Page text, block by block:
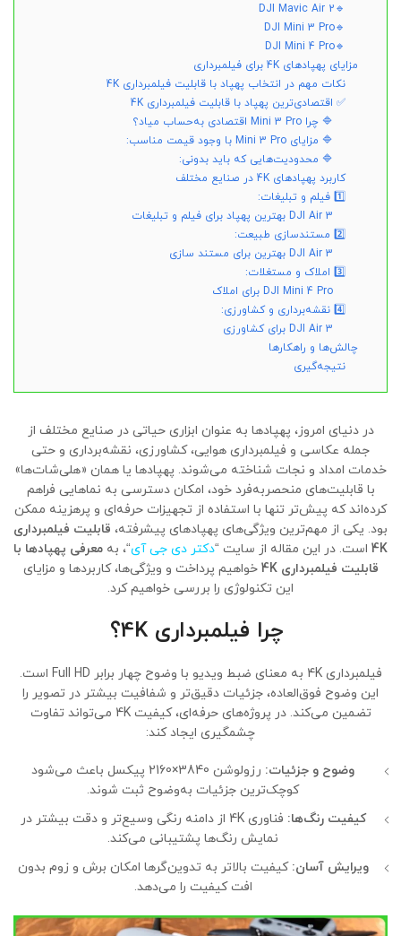
🔹DJI Mavic Air 2
🔹DJI Mini 3 Pro
🔹DJI Mini 4 Pro
مزایای پهپادهای 4K برای فیلمبرداری
نکات مهم در انتخاب پهپاد با قابلیت فیلمبرداری 4K
✅ اقتصادی‌ترین پهپاد با قابلیت فیلمبرداری 4K
🔷 چرا Mini 3 Pro اقتصادی به‌حساب میاد؟
🔷 مزایای Mini 3 Pro با وجود قیمت مناسب:
🔷 محدودیت‌هایی که باید بدونی:
کاربرد پهپادهای 4K در صنایع مختلف
1️⃣ فیلم و تبلیغات:
DJI Air 3 بهترین پهپاد برای فیلم و تبلیغات
2️⃣ مستندسازی طبیعت:
DJI Air 3 بهترین برای مستند سازی
3️⃣ املاک و مستغلات:
DJI Mini 4 Pro برای املاک
4️⃣ نقشه‌برداری و کشاورزی:
DJI Air 3 برای کشاورزی
چالش‌ها و راهکارها
نتیجه‌گیری
در دنیای امروز، پهپادها به عنوان ابزاری حیاتی در صنایع مختلف از
جمله عکاسی و فیلمبرداری هوایی، کشاورزی، نقشه‌برداری و حتی
خدمات امداد و نجات شناخته می‌شوند. پهپادها یا همان «هلی‌شات‌ها»
با قابلیت‌های منحصربه‌فرد خود، امکان دسترسی به نماهایی فراهم
کرده‌اند که پیش‌تر تنها با استفاده از تجهیزات حرفه‌ای و پرهزینه ممکن
بود. یکی از مهم‌ترین ویژگی‌های پهپادهای پیشرفته، قابلیت فیلمبرداری
4K است. در این مقاله از سایت “دکتر دی جی آی“، به معرفی پهپادها با
قابلیت فیلمبرداری 4K
خواهیم پرداخت و ویژگی‌ها، کاربردها و مزایای
این تکنولوژی را بررسی خواهیم کرد.
چرا فیلمبرداری 4K؟
فیلمبرداری 4K به معنای ضبط ویدیو با وضوح چهار برابر Full HD است.
این وضوح فوق‌العاده، جزئیات دقیق‌تر و شفافیت بیشتر در تصویر را
تضمین می‌کند. در پروژه‌های حرفه‌ای، کیفیت 4K می‌تواند تفاوت
چشمگیری ایجاد کند:
وضوح و جزئیات:
رزولوشن 3840×2160 پیکسل باعث می‌شود
کوچک‌ترین جزئیات به‌وضوح ثبت شوند.
کیفیت رنگ‌ها:
فناوری 4K از دامنه رنگی وسیع‌تر و دقت بیشتر در
نمایش رنگ‌ها پشتیبانی می‌کند.
ویرایش آسان: کیفیت بالاتر به تدوین‌گرها امکان برش و زوم بدون
افت کیفیت را می‌دهد.